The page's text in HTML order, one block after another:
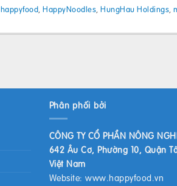
happyfood,HappyNoodles,HungHau Holdings,
Phân phối bởi
CÔNG TY CỔ PHẦN NÔNG
642 Âu Cơ, Phường 10, Quận
Việt Nam
Website:www.happyfood.vn